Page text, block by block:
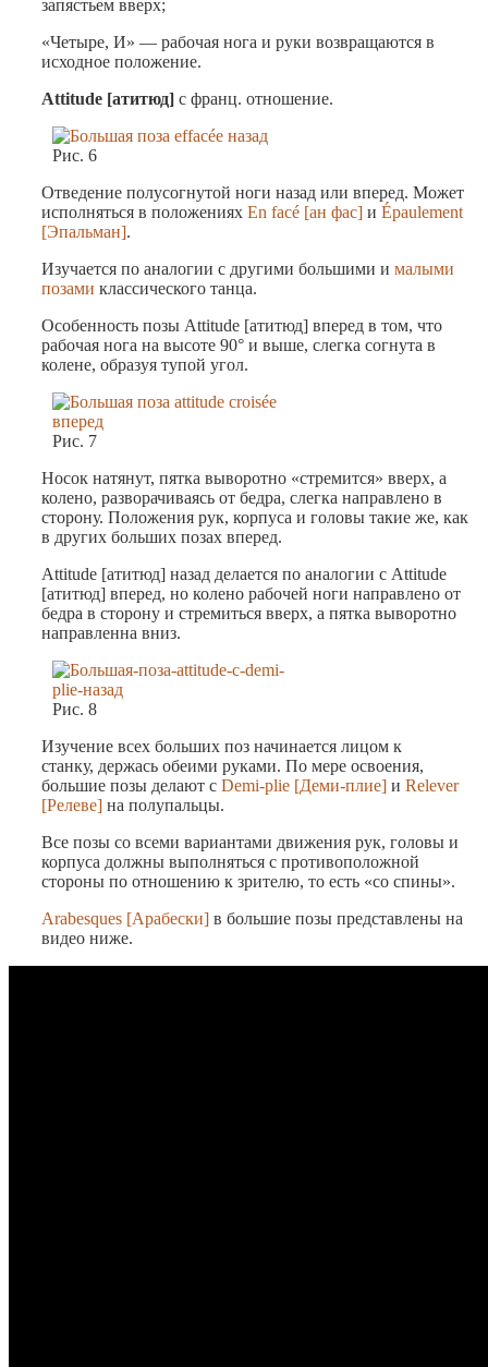
запястьем вверх;
«Четыре, И» — рабочая нога и руки возвращаются в
исходное положение.
Attitude [атитюд] с франц. отношение.
Рис. 6
Отведение полусогнутой ноги назад или вперед. Может
исполняться в положениях En facé [ан фас] и Épaulement
[Эпальман].
Изучается по аналогии с другими большими и малыми
позами классического танца.
Особенность позы Attitude [атитюд] вперед в том, что
рабочая нога на высоте 90° и выше, слегка согнута в
колене, образуя тупой угол.
Рис. 7
Носок натянут, пятка выворотно «стремится» вверх, а
колено, разворачиваясь от бедра, слегка направлено в
сторону. Положения рук, корпуса и головы такие же, как
в других больших позах вперед.
Attitude [атитюд] назад делается по аналогии с Attitude
[атитюд] вперед, но колено рабочей ноги направлено от
бедра в сторону и стремиться вверх, а пятка выворотно
направленна вниз.
Рис. 8
Изучение всех больших поз начинается лицом к
станку, держась обеими руками. По мере освоения,
большие позы делают с Demi-plie [Деми-плие] и Relever
[Релеве] на полупальцы.
Все позы со всеми вариантами движения рук, головы и
корпуса должны выполняться с противоположной
стороны по отношению к зрителю, то есть «со спины».
Arabesques [Арабески] в большие позы представлены на
видео ниже.